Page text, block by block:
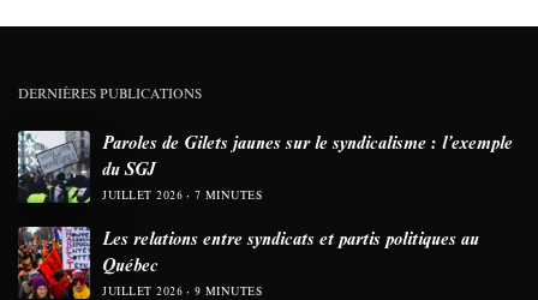
DERNIÈRES PUBLICATIONS
Paroles de Gilets jaunes sur le syndicalisme : l’exemple
du SGJ
JUILLET 2026 7 MINUTES
Les relations entre syndicats et partis politiques au
Québec
JUILLET 2026 9 MINUTES